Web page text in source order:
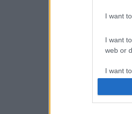
I want
I want
web or
I want
I want